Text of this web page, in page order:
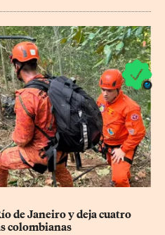
de Janeiro y deja cuatro
colombianas